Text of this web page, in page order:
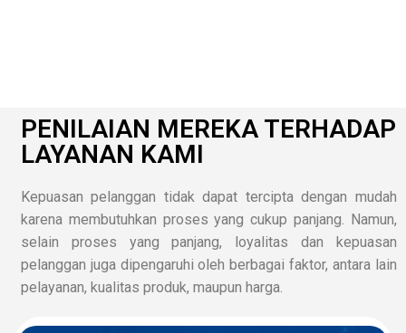
PENILAIAN MEREKA TERHADAP
LAYANAN KAMI
Kepuasan pelanggan tidak dapat tercipta dengan mudah
karena membutuhkan proses yang cukup panjang. Namun,
selain proses yang panjang, loyalitas dan kepuasan
pelanggan juga dipengaruhi oleh berbagai faktor, antara lain
pelayanan, kualitas produk, maupun harga.